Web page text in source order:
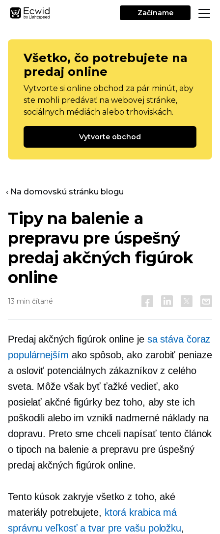
Začíname
Všetko, čo potrebujete na
predaj online
Vytvorte si online obchod za pár minút, aby
ste mohli predávať na webovej stránke,
sociálnych médiách alebo trhoviskách.
Vytvorte obchod
‹ Na domovskú stránku blogu
Tipy na balenie a
prepravu pre úspešný
predaj akčných figúrok
online
13 min čítané
Predaj akčných figúrok online je sa stáva čoraz
populárnejším ako spôsob, ako zarobiť peniaze
a osloviť potenciálnych zákazníkov z celého
sveta. Môže však byť ťažké vedieť, ako
posielať akčné figúrky bez toho, aby ste ich
poškodili alebo im vznikli nadmerné náklady na
dopravu. Preto sme chceli napísať tento článok
o tipoch na balenie a prepravu pre úspešný
predaj akčných figúrok online.
Tento kúsok zakryje všetko z toho, aké
materiály potrebujete, ktorá krabica má
správnu veľkosť a tvar pre vašu položku,